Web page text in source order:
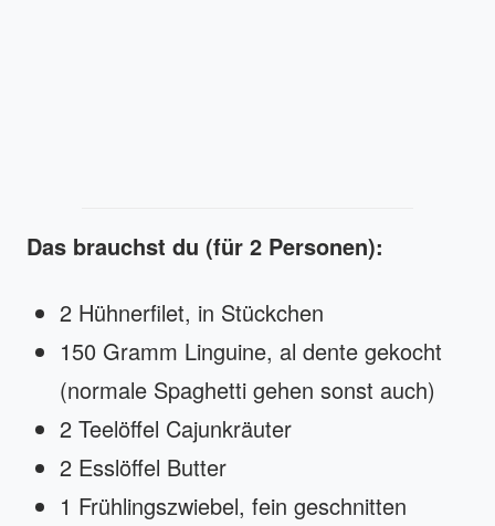
Das brauchst du (für 2 Personen):
2 Hühnerfilet, in Stückchen
150 Gramm Linguine, al dente gekocht
(normale Spaghetti gehen sonst auch)
2 Teelöffel Cajunkräuter
2 Esslöffel Butter
1 Frühlingszwiebel, fein geschnitten